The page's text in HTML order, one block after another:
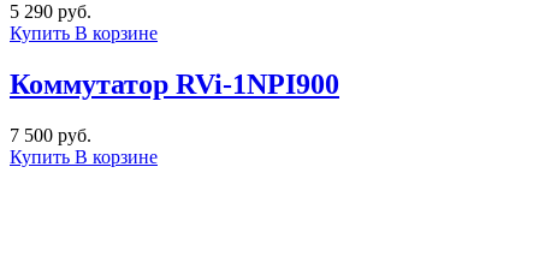
5 290 руб.
Купить В корзине
Коммутатор RVi-1NPI900
7 500 руб.
Купить В корзине